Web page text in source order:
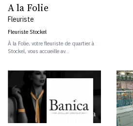
A la Folie
Fleuriste
Fleuriste Stockel
À la Folie, votre fleuriste de quartier à
Stockel, vous accueille av...